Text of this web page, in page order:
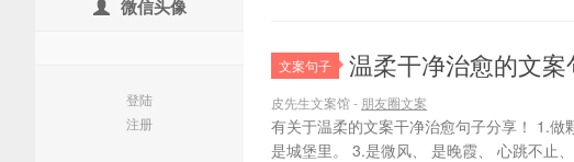
微信头像
登陆
注册
文案句子 温柔干净治愈的文案
皮先生文案馆 - 朋友圈文案
有关于温柔的文案干净治愈句子分享！ 1.
是城堡里。 3.是微风、 是晚霞、 心跳不止